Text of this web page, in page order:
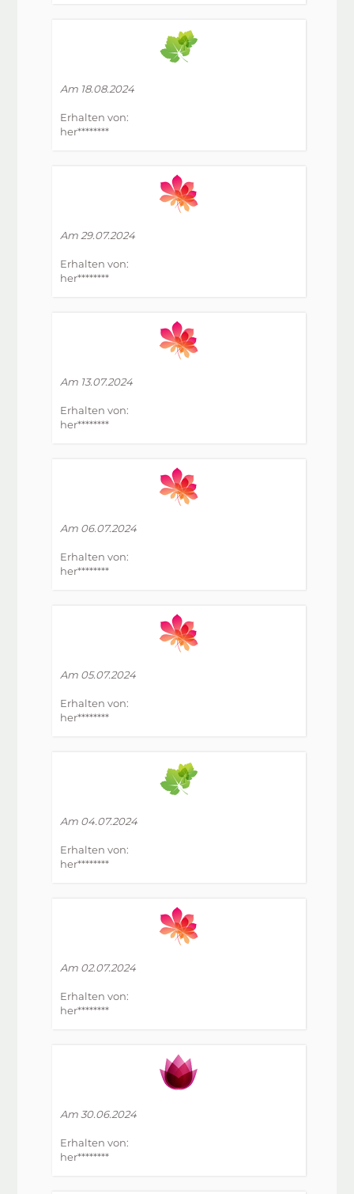
Am 18.08.2024
Erhalten von:
her********
Am 29.07.2024
Erhalten von:
her********
Am 13.07.2024
Erhalten von:
her********
Am 06.07.2024
Erhalten von:
her********
Am 05.07.2024
Erhalten von:
her********
Am 04.07.2024
Erhalten von:
her********
Am 02.07.2024
Erhalten von:
her********
Am 30.06.2024
Erhalten von:
her********